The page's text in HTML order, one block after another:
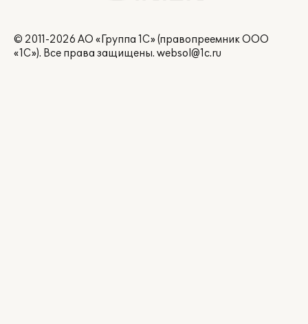
© 2011-2026 АО «Группа 1С» (правопреемник ООО
«1С»). Все права защищены. websol@1c.ru